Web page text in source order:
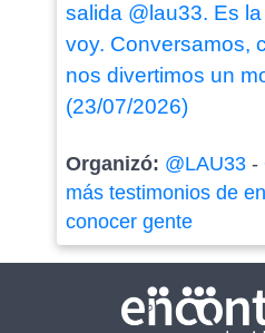
salida @lau33. Es
voy. Conversamos,
nos divertimos un
(23/07/2026)
Organizó: @LAU33-
más testimonios de
conocer gente